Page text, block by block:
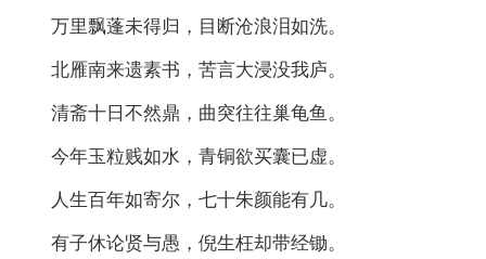
万里飘蓬未得归，目断沧浪泪如洗。
北雁南来遗素书，苦言大浸没我庐。
清斋十日不然鼎，曲突往往巢龟鱼。
今年玉粒贱如水，青铜欲买囊已虚。
人生百年如寄尔，七十朱颜能有几。
有子休论贤与愚，倪生枉却带经锄。